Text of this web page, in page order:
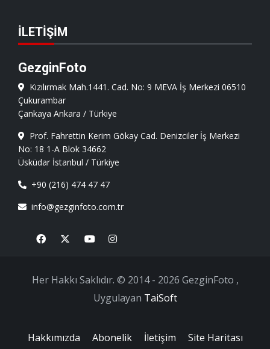
İLETIŞIM
GezginFoto
Kızılırmak Mah.1441. Cad. No: 9 MEVA İş Merkezi 06510
Çukurambar
Çankaya Ankara / Türkiye
Prof. Fahrettin Kerim Gökay Cad. Denizciler İş Merkezi
No: 18 1-A Blok 34662
Üsküdar İstanbul / Türkiye
+90 (216) 474 47 47
info@gezginfoto.com.tr
Her Hakkı Saklıdır. © 2014 - 2026 GezginFoto ,
Uygulayan TaiSoft
Hakkımızda Abonelik İletişim Site Haritası